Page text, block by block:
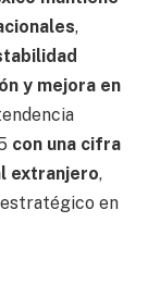
,
y mejora en
con una cifra
extranjero,
en